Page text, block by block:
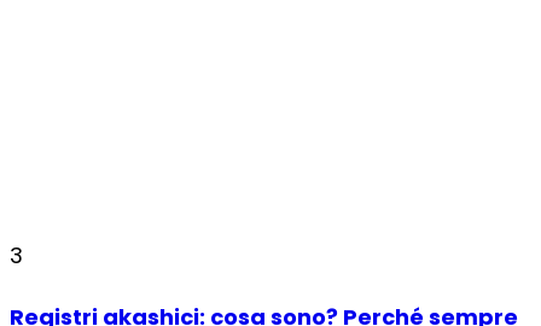
3
Registri akashici: cosa sono? Perché sempre